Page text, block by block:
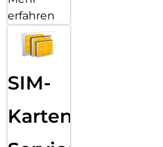
erfahren
SIM-
Karten